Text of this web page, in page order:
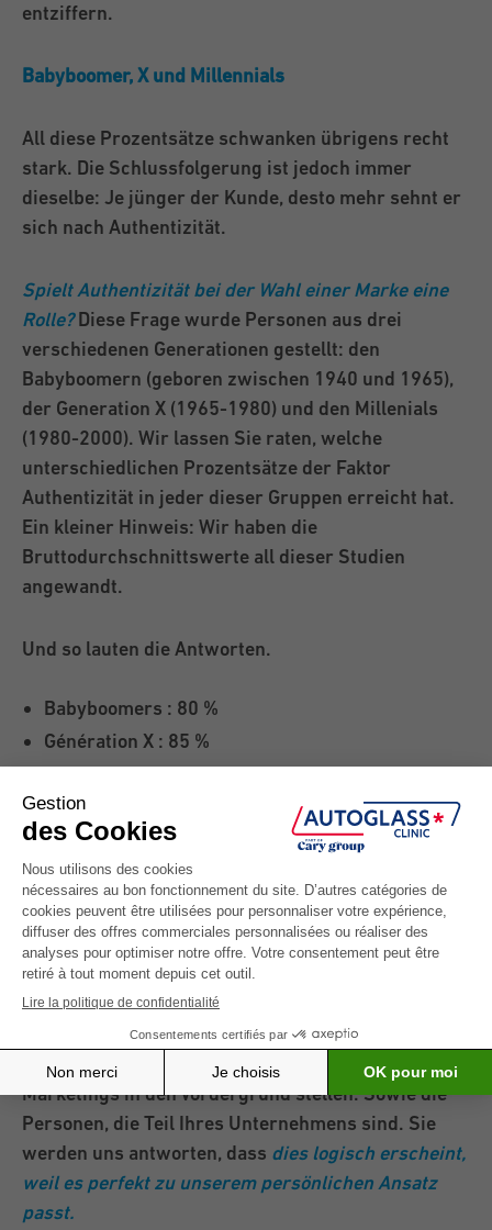
entziffern.
Babyboomer, X und Millennials
All diese Prozentsätze schwanken übrigens recht
stark. Die Schlussfolgerung ist jedoch immer
dieselbe: Je jünger der Kunde, desto mehr sehnt er
sich nach Authentizität.
Spielt Authentizität bei der Wahl einer Marke eine
Rolle?Diese Frage wurde Personen aus drei
verschiedenen Generationen gestellt: den
Babyboomern (geboren zwischen 1940 und 1965),
der Generation X (1965-1980) und den Millenials
(1980-2000). Wir lassen Sie raten, welche
unterschiedlichen Prozentsätze der Faktor
Authentizität in jeder dieser Gruppen erreicht hat.
Ein kleiner Hinweis: Wir haben die
Bruttodurchschnittswerte all dieser Studien
angewandt.
Und so lauten die Antworten.
Babyboomers : 80 %
Génération X : 85 %
Millennials : 95 %
Zwanzig oder dreißig Jahre alte Kunden sehnen
sich also wirklich nach Authentizität.
Und wie soll ich mich als authentische Person
profilieren?
Wie und wo soll man anfangen? Indem Sie Ihre
Person im Rahmen Ihrer Kommunikation und Ihres
Marketings in den Vordergrund stellen. Sowie die
Personen, die Teil Ihres Unternehmens sind. Sie
werden uns antworten, dass dies logisch erscheint,
weil es perfekt zu unserem persönlichen Ansatz
passt.